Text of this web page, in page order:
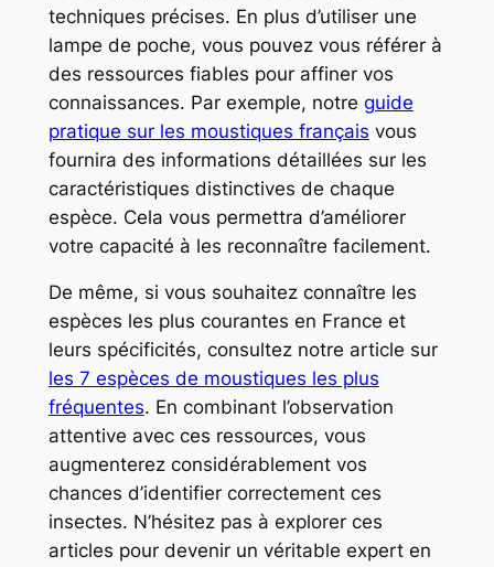
techniques précises. En plus d’utiliser une
lampe de poche, vous pouvez vous référer à
des ressources fiables pour affiner vos
connaissances. Par exemple, notre guide
pratique sur les moustiques français vous
fournira des informations détaillées sur les
caractéristiques distinctives de chaque
espèce. Cela vous permettra d’améliorer
votre capacité à les reconnaître facilement.
De même, si vous souhaitez connaître les
espèces les plus courantes en France et
leurs spécificités, consultez notre article sur
les 7 espèces de moustiques les plus
fréquentes. En combinant l’observation
attentive avec ces ressources, vous
augmenterez considérablement vos
chances d’identifier correctement ces
insectes. N’hésitez pas à explorer ces
articles pour devenir un véritable expert en